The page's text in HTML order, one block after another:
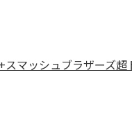
マッシュブラザーズ超